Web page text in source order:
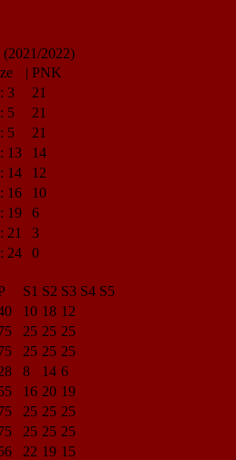
(2021/2022)
| PNK
: 3
21
: 5
21
: 5
21
: 13
14
: 14
12
: 16
10
: 19
6
: 21
3
: 24 0
S1 S2 S3 S4 S5
10 18 12
25 25 25
25 25 25
8 14 6
16 20 19
25 25 25
25 25 25
22 19 15